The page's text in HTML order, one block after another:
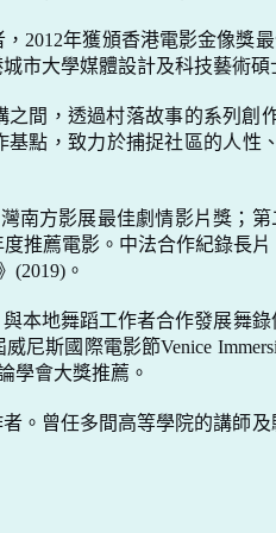
2012年獲頒香港電影金像獎
市大學媒體設計及科技藝術碩
間，透過村落故事的系列
點，致力於捕捉社區的人
南方影展最佳劇情影片獎；第
推薦電影。中法合作紀錄長
(2019) 。
本地舞蹈工作者合作發展舞
威尼斯國際電影節Venice
學會大獎推薦。
。曾任多間高等學院的講師